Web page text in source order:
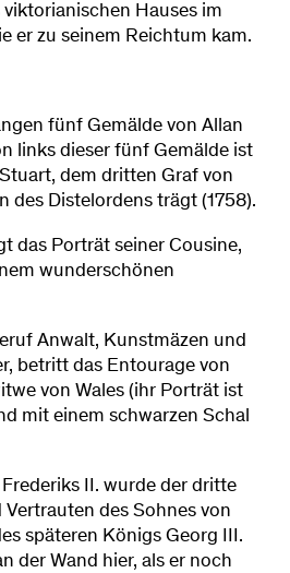
Hauses im
er zu seinem Reichtum kam.
fünf Gemälde von Allan
links dieser fünf Gemälde ist
dem dritten Graf von
des Distelordens trägt (1758).
das Porträt seiner Cousine,
wunderschönen
Anwalt, Kunstmäzen und
betritt das Entourage von
von Wales (ihr Porträt ist
mit einem schwarzen Schal
II. wurde der dritte
des Sohnes von
späteren Königs Georg III.
der Wand hier, als er noch